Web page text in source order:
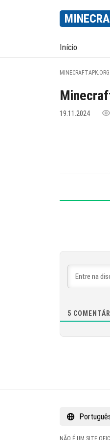
Início
MINECRAFTAPK.ORG
19.11.2024
5
NÃO É UM SITE